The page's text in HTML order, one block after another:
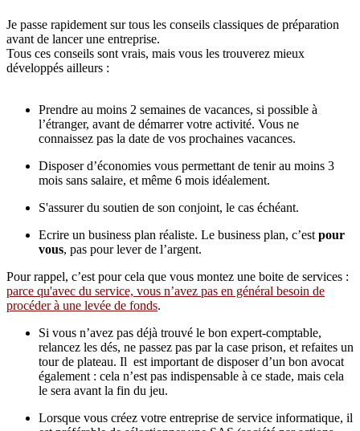
Je passe rapidement sur tous les conseils classiques de préparation
avant de lancer une entreprise.
Tous ces conseils sont vrais, mais vous les trouverez mieux
développés ailleurs :
Prendre au moins 2 semaines de vacances, si possible à
l’étranger, avant de démarrer votre activité. Vous ne
connaissez pas la date de vos prochaines vacances.
Disposer d’économies vous permettant de tenir au moins 3
mois sans salaire, et même 6 mois idéalement.
S'assurer du soutien de son conjoint, le cas échéant.
Ecrire un business plan réaliste. Le business plan, c’est pour
vous, pas pour lever de l’argent.
Pour rappel, c’est pour cela que vous montez une boite de services :
parce qu'avec du service, vous n’avez pas en général besoin de
procéder à une levée de fonds.
Si vous n’avez pas déjà trouvé le bon expert-comptable,
relancez les dés, ne passez pas par la case prison, et refaites un
tour de plateau. Il est important de disposer d’un bon avocat
également : cela n’est pas indispensable à ce stade, mais cela
le sera avant la fin du jeu.
Lorsque vous créez votre entreprise de service informatique, il